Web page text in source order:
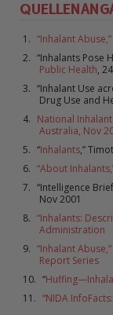
“Inhalant
“Inhalants Pose
Public Health,
“Inhalant Use
Drug Use and
National
Australia, Nov
“Inhalants,”
“About
“Intelligence
Nov 2001
“Inhalants:
Administration
“Inhalant
Report Series
“
“NIDA